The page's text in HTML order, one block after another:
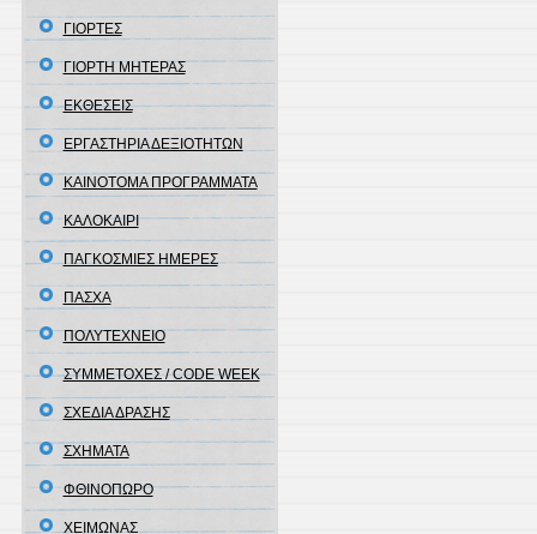
ΓΙΟΡΤΕΣ
ΓΙΟΡΤΗ ΜΗΤΕΡΑΣ
ΕΚΘΕΣΕΙΣ
ΕΡΓΑΣΤΗΡΙΑ ΔΕΞΙΟΤΗΤΩΝ
ΚΑΙΝΟΤΟΜΑ ΠΡΟΓΡΑΜΜΑΤΑ
ΚΑΛΟΚΑΙΡΙ
ΠΑΓΚΟΣΜΙΕΣ ΗΜΕΡΕΣ
ΠΑΣΧΑ
ΠΟΛΥΤΕΧΝΕΙΟ
ΣΥΜΜΕΤΟΧΕΣ / CODE WEEK
ΣΧΕΔΙΑ ΔΡΑΣΗΣ
ΣΧΗΜΑΤΑ
ΦΘΙΝΟΠΩΡΟ
ΧΕΙΜΩΝΑΣ